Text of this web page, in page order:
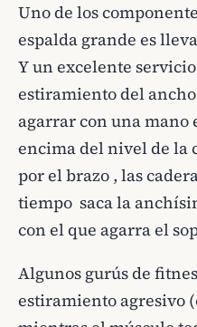
Uno de los
espalda grande es
Y un excelente
estiramiento del
agarrar con una
encima del nivel de la
por el brazo , las
tiempo saca la
con el que agarra el
Algunos gurús de
estiramiento agresivo